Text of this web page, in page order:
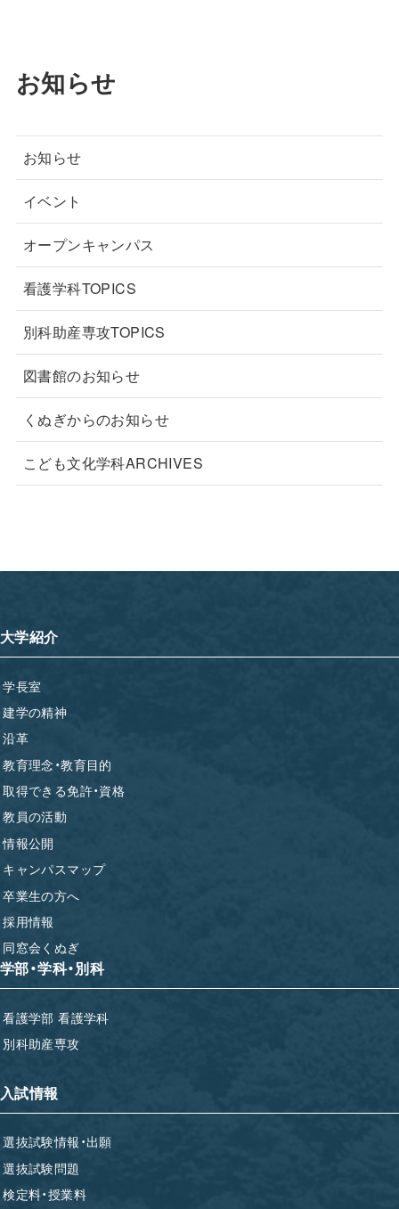
お知らせ
お知らせ
イベント
オープンキャンパス
看護学科TOPICS
別科助産専攻TOPICS
図書館のお知らせ
くぬぎからのお知らせ
こども文化学科ARCHIVES
大学紹介
学長室
建学の精神
沿革
教育理念・教育目的
取得できる免許・資格
教員の活動
情報公開
キャンパスマップ
卒業生の方へ
採用情報
同窓会くぬぎ
学部・学科・別科
看護学部 看護学科
別科助産専攻
入試情報
選抜試験情報・出願
選抜試験問題
検定料・授業料